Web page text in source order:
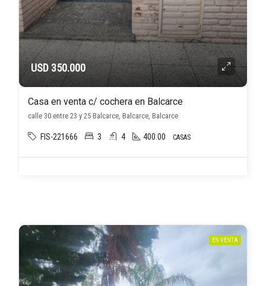
USD 350.000
Casa en venta c/ cochera en Balcarce
calle 30 entre 23 y 25 Balcarce, Balcarce, Balcarce
FIS-221666 3 4 400.00 CASAS
EN VENTA